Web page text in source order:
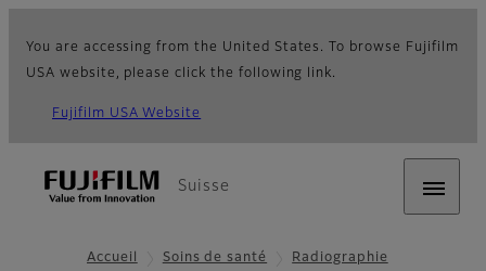
You are accessing from the United States. To browse Fujifilm
USA website, please click the following link.
Fujifilm USA Website
Suisse
Accueil Soins de santé
Radiographie